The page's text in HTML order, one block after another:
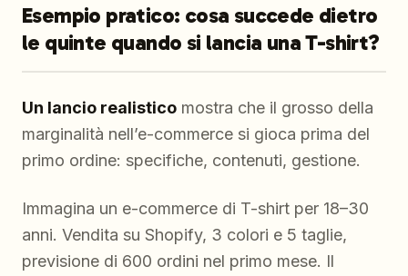
Esempio pratico: cosa succede dietro
le quinte quando si lancia una T-shirt?
Un lancio realistico mostra che il grosso della
marginalità nell’e-commerce si gioca prima del
primo ordine: specifiche, contenuti, gestione.
Immagina un e-commerce di T-shirt per 18–30
anni. Vendita su Shopify, 3 colori e 5 taglie,
previsione di 600 ordini nel primo mese. Il